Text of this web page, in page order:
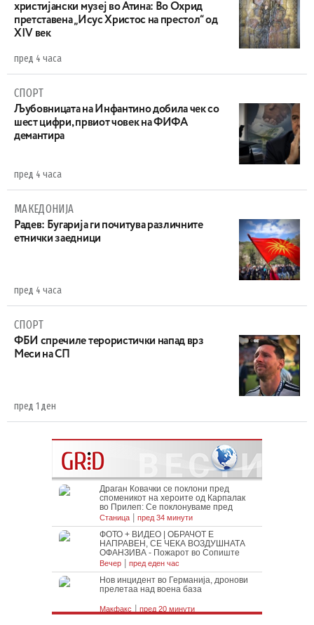
христијански музеј во Атина: Во Охрид
претставена „Исус Христос на престол“ од
XIV век
пред 4 часа
СПОРТ
Љубовницата на Инфантино добила чек со
шест цифри, првиот човек на ФИФА
демантира
пред 4 часа
МАКЕДОНИЈА
Радев: Бугарија ги почитува различните
етнички заедници
пред 4 часа
СПОРТ
ФБИ спречиле терористички напад врз
Меси на СП
пред 1 ден